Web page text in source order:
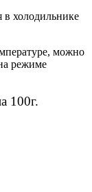
в холодильнике
можно
режиме
100г.